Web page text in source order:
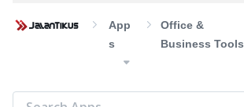
App
S
Office &
Business Tools